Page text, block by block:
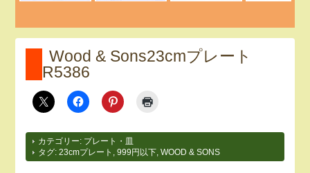
Wood & Sons23cmプレート
R5386
カテゴリー: プレート・皿
タグ:23cmプレート ,999円以下 ,WOOD & SONS